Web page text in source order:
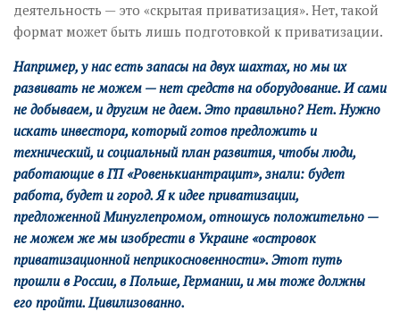
деятельность — это «скрытая приватизация». Нет, такой
формат может быть лишь подготовкой к приватизации.
Например, у нас есть запасы на двух шахтах, но мы их
развивать не можем — нет средств на оборудование. И сами
не добываем, и другим не даем. Это правильно? Нет. Нужно
искать инвестора, который готов предложить и
технический, и социальный план развития, чтобы люди,
работающие в ГП «Ровенькиантрацит», знали: будет
работа, будет и город. Я к идее приватизации,
предложенной Минуглепромом, отношусь положительно —
не можем же мы изобрести в Украине «островок
приватизационной неприкосновенности». Этот путь
прошли в России, в Польше, Германии, и мы тоже должны
его пройти. Цивилизованно.